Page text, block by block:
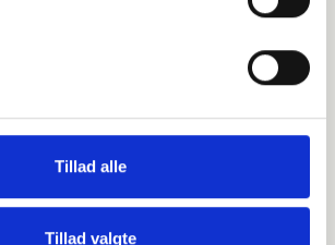
Tillad alle
Tillad valgte
“Pensionsanalyse”
med dine informationer
dit dokument fra